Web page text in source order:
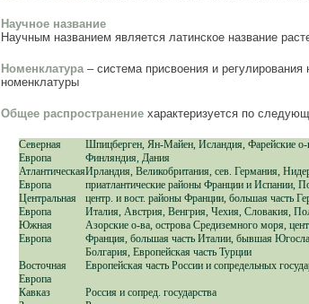
Научное название
Научным названием является латинское название
Номенклатура– система присвоения и регулирования
номенклатуры
Общее распространение характеризуется по
Северная
Европа
Шпицберген, Ян-Майен, Исландия, Фарейские
Финляндия, Дания
Атлантическая
Европа
Ирландия, Великобритания, сев. Германия,
приатлантические районы Франции и Испании,
Центральная
Европа
центр. и вост. районы Франции, большая часть
Италия, Австрия, Венгрия, Чехия, Словакия,
Южная
Европа
Азорские о-ва, острова Средиземного моря,
Франция, большая часть Италии, бывшая
Болгария, Европейская часть Турции
Восточная
Европа
Европейская часть России и сопредельных
Кавказ
Россия и сопред. государства